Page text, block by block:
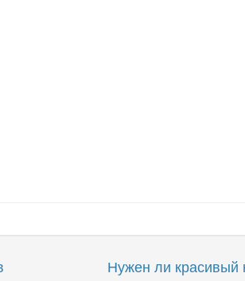
Нужен ли красивый